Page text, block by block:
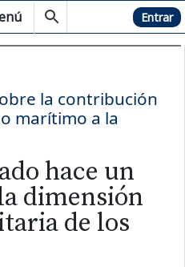
Hemeroteca Entrar
la contribución
marítimo a la
hace un
dimensión
de los